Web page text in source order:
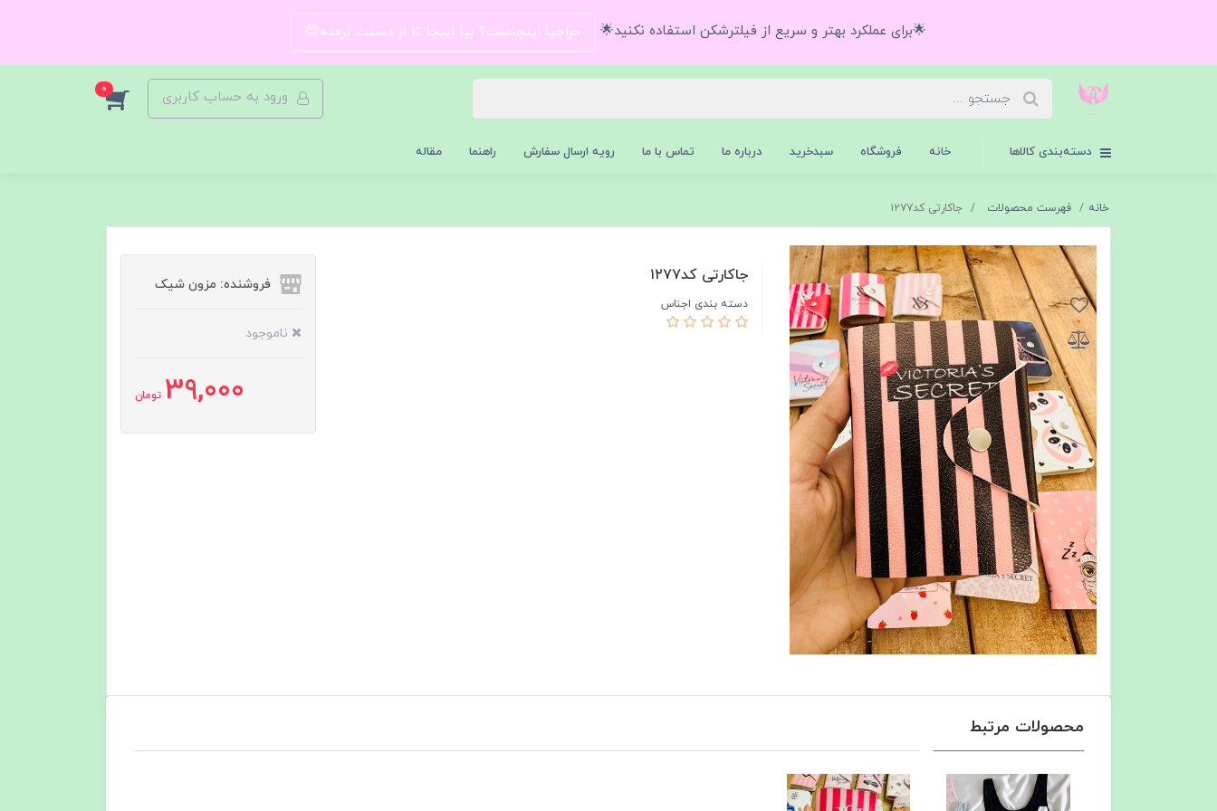
🌟برای عملکرد بهتر و سریع از فیلترشکن استفاده نکنید🌟 حراجیا اینجاست؟ بیا اینجا تا از دستت نرفته😍
ورود به حساب کاربری 0
دسته‌بندی کالاها خانه فروشگاه سبدخرید درباره ما تماس با ما رویه ارسال سفارش راهنما مقاله
خانه فهرست محصولات جاکارتی کد۱۲۷۷
جاکارتی کد۱۲۷۷
دسته بندی اجناس
فروشنده: مزون شیک
ناموجود
39,000 تومان
محصولات مرتبط